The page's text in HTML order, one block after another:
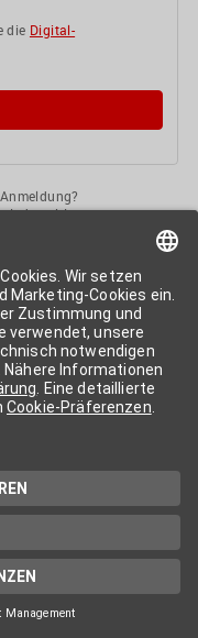
die Digital-
jederzeit!
einzelnen Anwendungen
fallen nur nach einer
Agentur.
für die
genutzt.
Verwendung ist nur mit
gerne zur Verfügung.